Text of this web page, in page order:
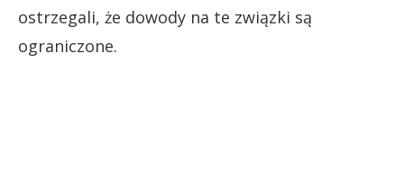
ostrzegali, że dowody na te związki są
ograniczone.